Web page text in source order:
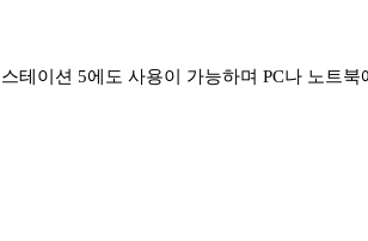
테이션 5에도 사용이 가능하며 PC나 노트